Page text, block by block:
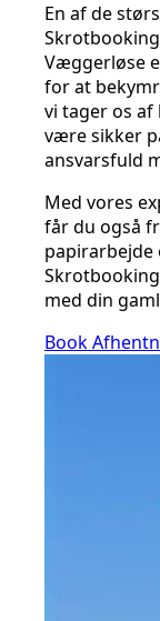
En af de
Væggerløse
for at
vi tager os af
være sikker
ansvarsfuld
Med vores
får du også
papirarbejde
med din
Book